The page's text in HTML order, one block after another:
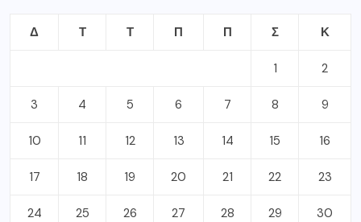
Δ Τ Τ Π Π Σ Κ
1 2
3 4 5 6 7 8 9
10 11 12 13 14 15 16
17 18 19 20 21 22 23
24 25 26 27 28 29 30